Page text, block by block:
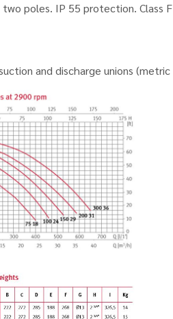
two poles. IP 55 protection. Class
and discharge unions